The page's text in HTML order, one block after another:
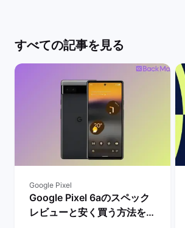
すべての記事を見る
Google Pixel
Google Pixel 6aのスペック
レビューと安く買う方法を解